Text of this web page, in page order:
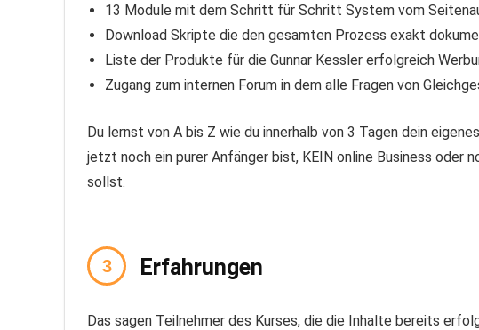
13 Module mit dem Schritt für Schritt System vom
Download Skripte die den gesamten Prozess exakt
Liste der Produkte für die Gunnar Kessler erfolgreich
Zugang zum internen Forum in dem alle Fragen von
Du lernst von A bis Z wie du innerhalb von 3 Tagen dein
jetzt noch ein purer Anfänger bist, KEIN online Business oder
sollst.
Erfahrungen
Das sagen Teilnehmer des Kurses, die die Inhalte bereits